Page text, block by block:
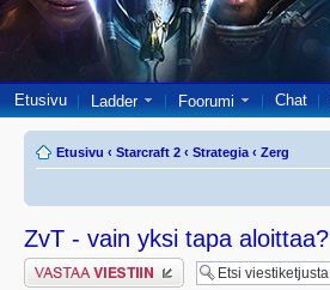
Etusivu Ladder Foorumi Chat
Etusivu ‹ Starcraft 2 ‹ Strategia ‹ Zerg
ZvT - vain yksi tapa aloittaa?
Lähetä vastaus